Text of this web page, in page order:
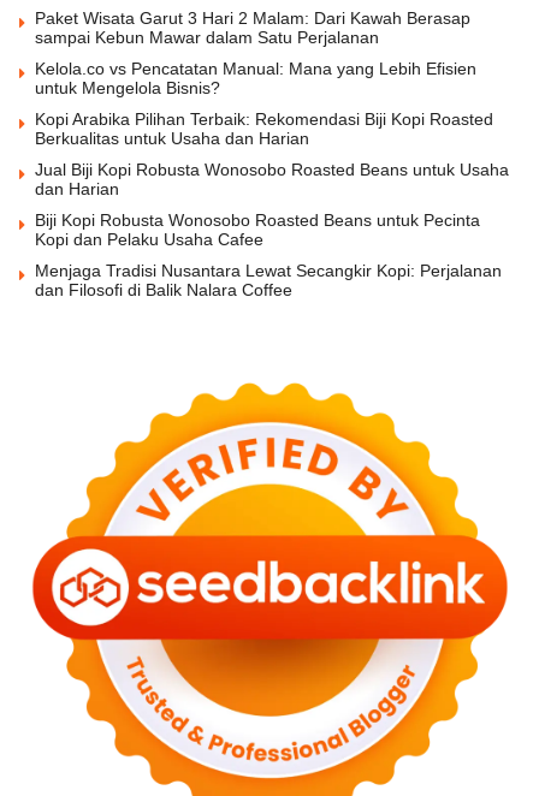
Paket Wisata Garut 3 Hari 2 Malam: Dari Kawah Berasap
sampai Kebun Mawar dalam Satu Perjalanan
Kelola.co vs Pencatatan Manual: Mana yang Lebih Efisien
untuk Mengelola Bisnis?
Kopi Arabika Pilihan Terbaik: Rekomendasi Biji Kopi Roasted
Berkualitas untuk Usaha dan Harian
Jual Biji Kopi Robusta Wonosobo Roasted Beans untuk Usaha
dan Harian
Biji Kopi Robusta Wonosobo Roasted Beans untuk Pecinta
Kopi dan Pelaku Usaha Cafee
Menjaga Tradisi Nusantara Lewat Secangkir Kopi: Perjalanan
dan Filosofi di Balik Nalara Coffee